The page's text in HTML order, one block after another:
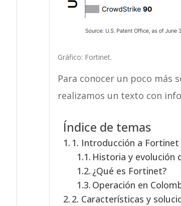
Gráfico: Fortinet.
Para conocer un poco más
realizamos un texto con
Índice de temas
1. Introducción a Fortinet
Historia y evolución
¿Qué es Fortinet?
Operación en
2. Características y